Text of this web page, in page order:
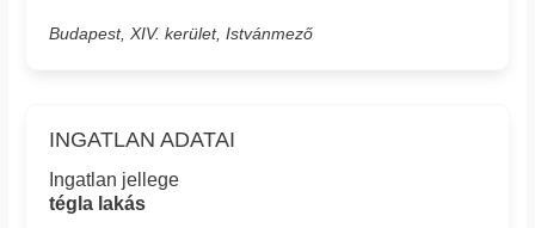
Budapest, XIV. kerület, Istvánmező
INGATLAN ADATAI
Ingatlan jellege
tégla lakás